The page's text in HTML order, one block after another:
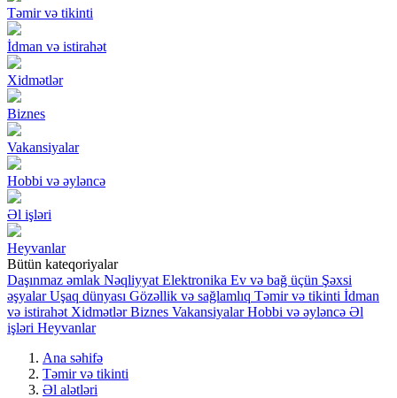
Təmir və tikinti
İdman və istirahət
Xidmətlər
Biznes
Vakansiyalar
Hobbi və əyləncə
Əl işləri
Heyvanlar
Bütün kateqoriyalar
Daşınmaz əmlak Nəqliyyat Elektronika Ev və bağ üçün Şəxsi
əşyalar Uşaq dünyası Gözəllik və sağlamlıq Təmir və tikinti İdman
və istirahət Xidmətlər Biznes Vakansiyalar Hobbi və əyləncə Əl
işləri Heyvanlar
Ana səhifə
Təmir və tikinti
Əl alətləri